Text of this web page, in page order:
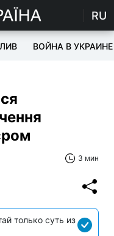
RU
ВОЙНА В УКРАИНЕ
3 мин
только суть из